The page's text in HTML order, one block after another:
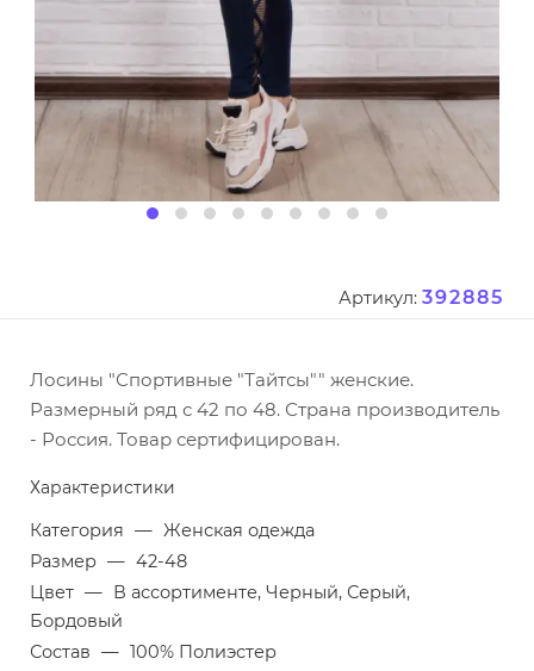
Артикул: 392885
Лосины "Спортивные "Тайтсы"" женские.
Размерный ряд с 42 по 48. Страна производитель
- Россия. Товар сертифицирован.
Характеристики
Категория — Женская одежда
Размер — 42-48
Цвет — В ассортименте, Черный, Серый,
Бордовый
Состав — 100% Полиэстер